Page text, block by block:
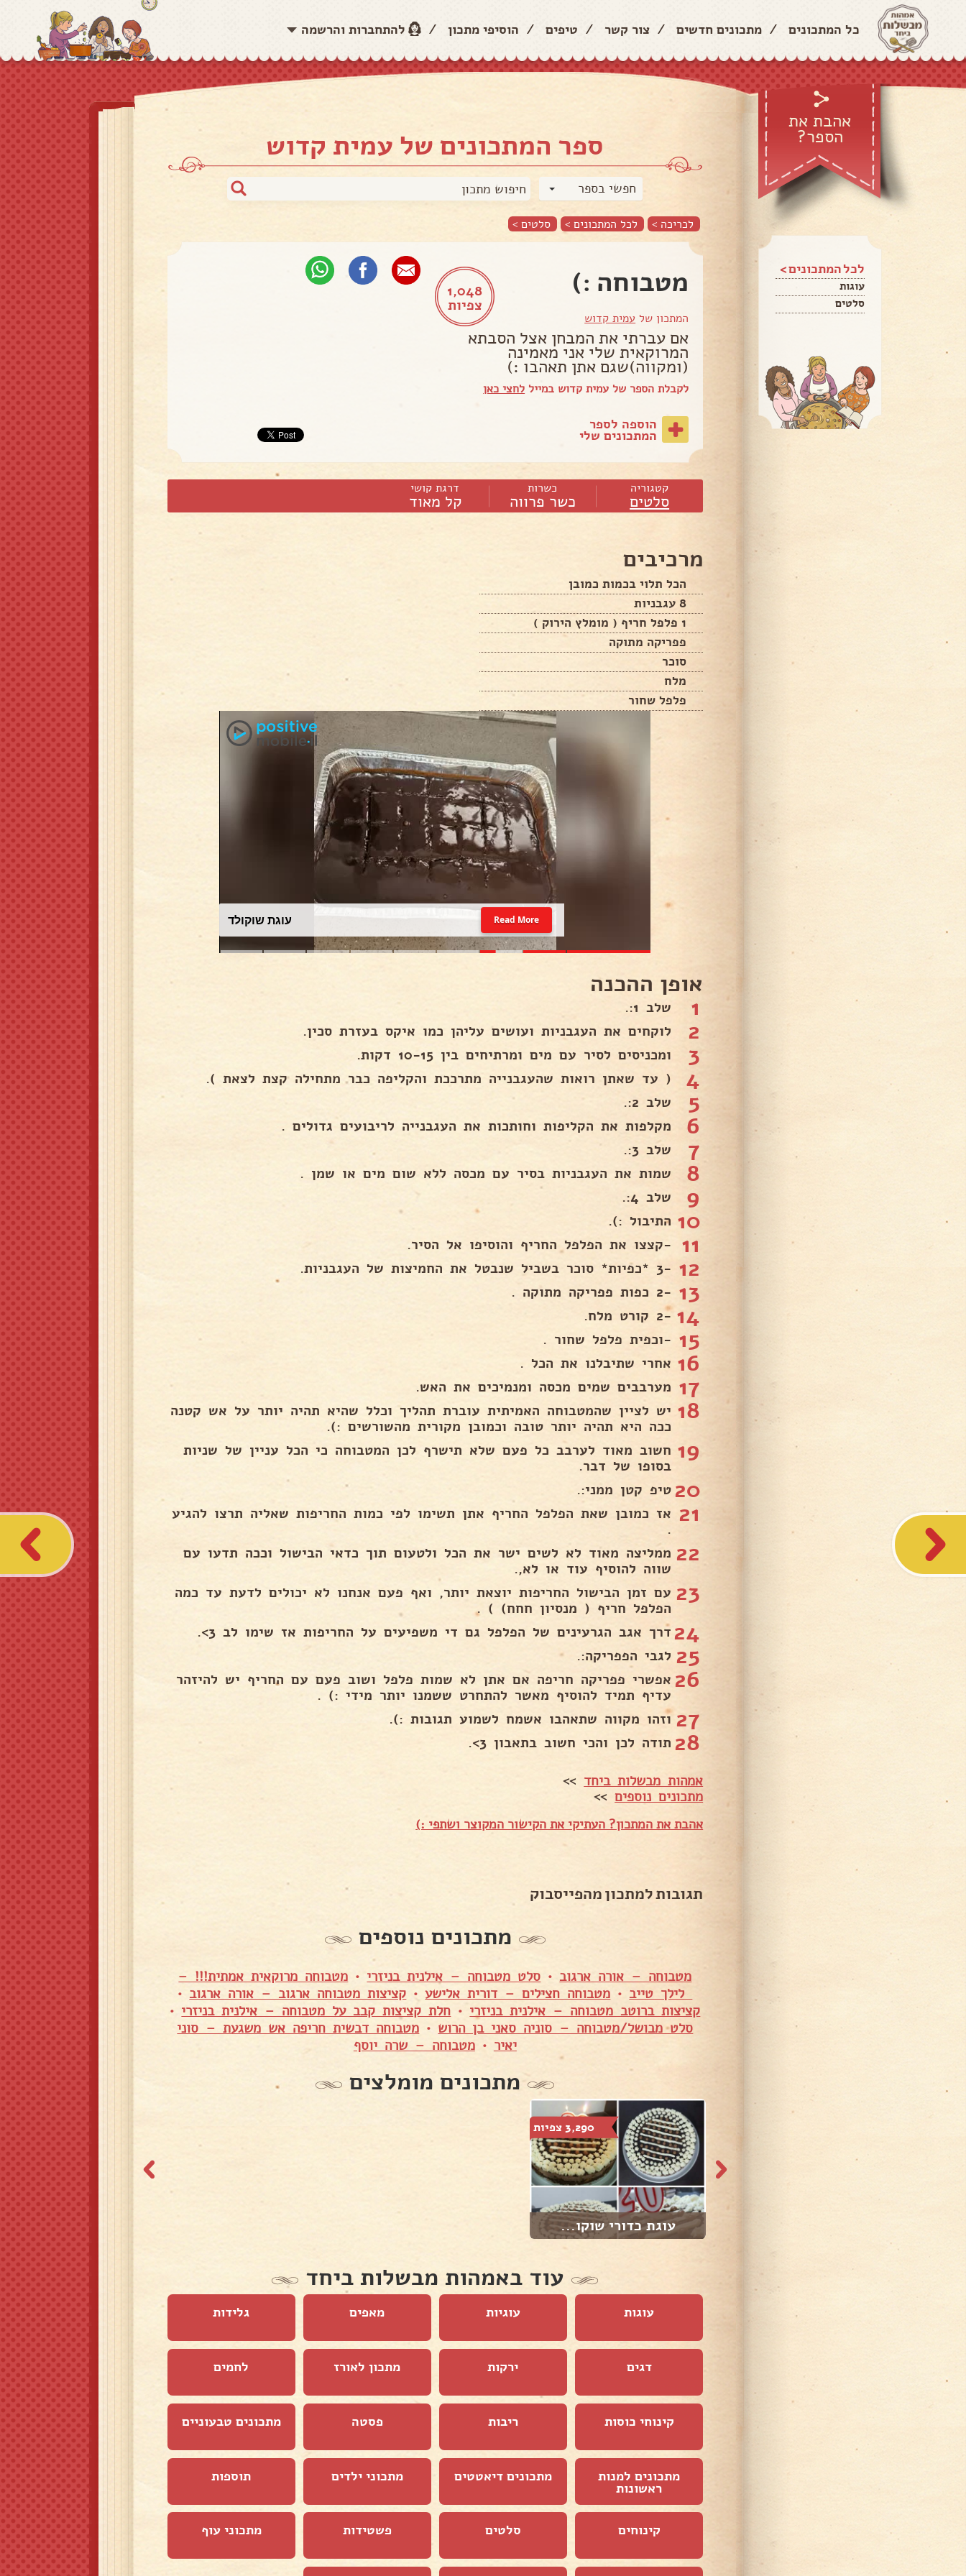
כל המתכונים / מתכונים חדשים / צור קשר / טיפים / הוסיפי מתכון / להתחברות והרשמה
אהבת את
הספר?
לכל המתכונים >
עוגות
סלטים
ספר המתכונים של עמית קדוש
חפשי בספר
לכריכה > לכל המתכונים > סלטים >
1,048
צפיות
מטבוחה :)
המתכון של עמית קדוש
אם עברתי את המבחן אצל הסבתא
המרוקאית שלי אני מאמינה
(ומקווה)שגם אתן תאהבו :)
לקבלת הספר של עמית קדוש במייל לחצי כאן
הוספה לספר
המתכונים שלי
קטגוריה
סלטים
כשרות
כשר פרווה
דרגת קושי
קל מאוד
מרכיבים
הכל תלוי בכמות כמובן
8 עגבניות
1 פלפל חריף ( מומלץ הירוק )
פפריקה מתוקה
סוכר
מלח
פלפל שחור
עוגת שוקולד Read More
אופן ההכנה
1 שלב 1:.
2 לוקחים את העגבניות ועושים עליהן כמו איקס בעזרת סכין.
3 ומכניסים לסיר עם מים ומרתיחים בין 10-15 דקות.
4 ( עד שאתן רואות שהעגבנייה מתרככת והקליפה כבר מתחילה קצת לצאת ).
5 שלב 2:.
6 מקלפות את הקליפות וחותכות את העגבנייה לריבועים גדולים .
7 שלב 3:.
8 שמות את העגבניות בסיר עם מכסה ללא שום מים או שמן .
9 שלב 4:.
10 התיבול :).
11 -קצצו את הפלפל החריף והוסיפו אל הסיר.
12 -3 *כפיות* סוכר בשביל שנבטל את החמיצות של העגבניות.
13 -2 כפות פפריקה מתוקה .
14 -2 קורט מלח.
15 -וכפית פלפל שחור .
16 אחרי שתיבלנו את הכל .
17 מערבבים שמים מכסה ומנמיכים את האש.
18 יש לציין שהמטבוחה האמיתית עוברת תהליך וכלל שהיא תהיה יותר על אש קטנה
ככה היא תהיה יותר טובה וכמובן מקורית מהשורשים :).
19 חשוב מאוד לערבב כל פעם שלא תישרף לכן המטבוחה כי הכל עניין של שניות
בסופו של דבר.
20טיפ קטן ממני:.
21 אז כמובן שאת הפלפל החריף אתן תשימו לפי כמות החריפות שאליה תרצו להגיע
.
22 ממליצה מאוד לא לשים ישר את הכל ולטעום תוך כדאי הבישול וככה תדעו עם
שווה להוסיף עוד או לא,.
23 עם זמן הבישול החריפות יוצאת יותר, ואף פעם אנחנו לא יכולים לדעת עד כמה
הפלפל חריף ( מנסיון חחח) ) .
24דרך אגב הגרעינים של הפלפל גם די משפיעים על החריפות אז שימו לב 3>.
25 לגבי הפפריקה:.
26 אפשרי פפריקה חריפה אם אתן לא שמות פלפל ושוב פעם עם החריף יש להיזהר
עדיף תמיד להוסיף מאשר להתחרט ששמנו יותר מידי :) .
27 וזהו מקווה שתאהבו אשמח לשמוע תגובות :).
28 תודה לכן והכי חשוב בתאבון 3>.
אמהות מבשלות ביחד >>
מתכונים נוספים>>
אהבת את המתכון? העתיקי את הקישור המקוצר ושתפי :)
תגובות למתכון מהפייסבוק
מתכונים נוספים
מטבוחה – אורה ארגוב • סלט מטבוחה – אילנית בניזרי • מטבוחה מרוקאית אמתית!!! –
לילך טייב • מטבוחה חצילים – דורית אלישע• קציצות מטבוחה ארגוב – אורה ארגוב •
קציצות ברוטב מטבוחה – אילנית בניזרי • חלת קציצות קבב על מטבוחה – אילנית בניזרי •
סלט מבושל/מטבוחה – סוניה סאני בן הרוש • מטבוחה דבשית חריפה אש משגעת – סוני
יאיר •מטבוחה – שרה יוסף
מתכונים מומלצים
3,290 צפיות
עוגת כדורי שוקו...
עוד באמהות מבשלות ביחד
עוגות עוגיות מאפים גלידות
דגים ירקות מתכון לאורז לחמים
קינוחי כוסות ריבות פסטה מתכונים טבעוניים
מתכונים למנות
ראשונות
מתכונים דיאטטים מתכוני ילדים תוספות
קינוחים סלטים פשטידות מתכוני עוף